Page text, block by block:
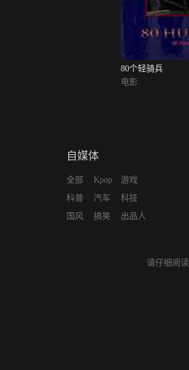
80个轻骑兵
电影
自媒体
全部
科普
国风
Kpop
汽车
搞笑
游戏
科技
出品人
请仔细阅读